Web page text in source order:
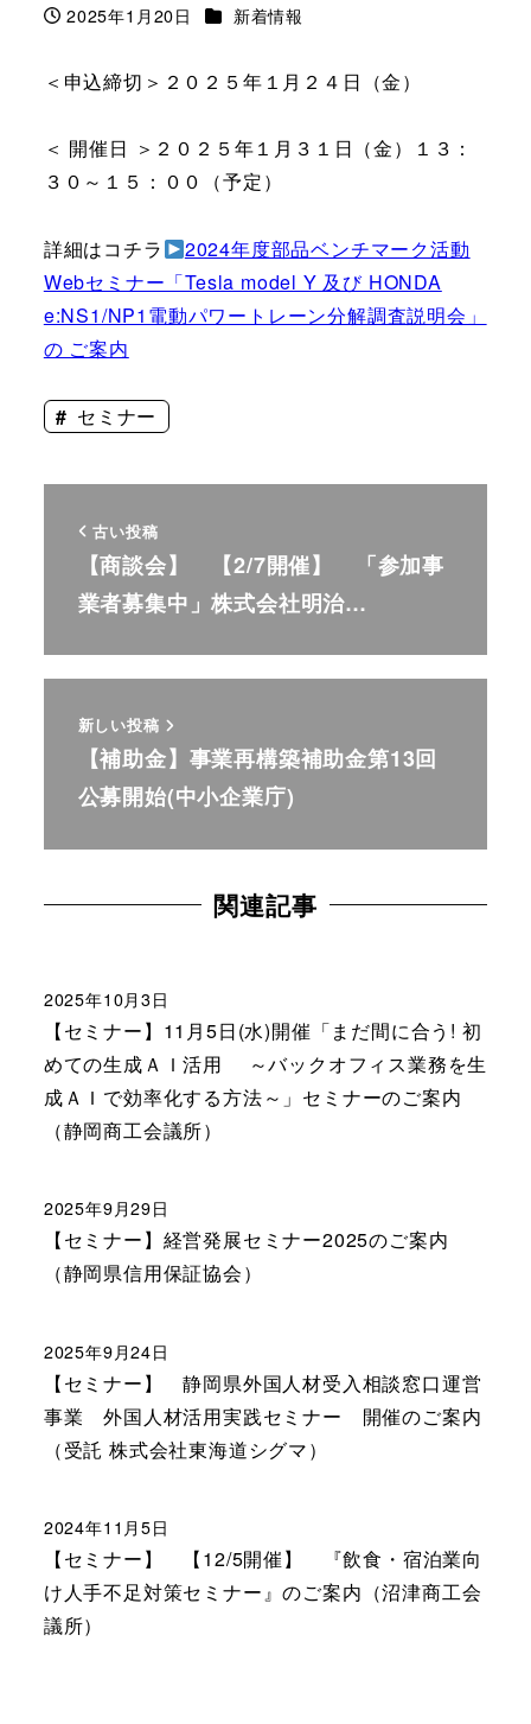
投稿日
2025年1月20日 カテゴリー
新着情報
＜申込締切＞２０２５年１月２４日（金）
＜ 開催日 ＞２０２５年１月３１日（金）１３：
３０～１５：００（予定）
詳細はコチラ
2024年度部品ベンチマーク活動
Webセミナー「Tesla model Y 及び HONDA
e:NS1/NP1電動パワートレーン分解調査説明会」
の ご案内
セミナー
古い投稿
【商談会】 【2/7開催】 「参加事
業者募集中」株式会社明治…
新しい投稿
【補助金】事業再構築補助金第13回
公募開始(中小企業庁)
関連記事
【セミナー】11月5日(水)開催「まだ間に合う! 初
めての生成ＡＩ活用 ～バックオフィス業務を生
成ＡＩで効率化する方法～」セミナーのご案内
（静岡商工会議所）
2025年10月3日
【セミナー】経営発展セミナー2025のご案内
（静岡県信用保証協会）
2025年9月29日
【セミナー】 静岡県外国人材受入相談窓口運営
事業 外国人材活用実践セミナー 開催のご案内
（受託 株式会社東海道シグマ）
2025年9月24日
【セミナー】 【12/5開催】 『飲食・宿泊業向
け人手不足対策セミナー』のご案内（沼津商工会
議所）
2024年11月5日